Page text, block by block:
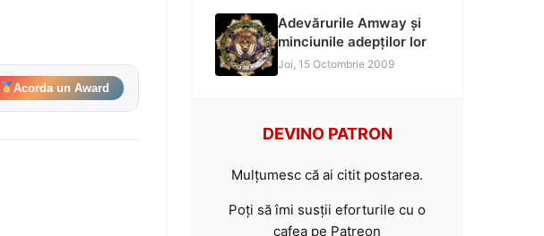
Acorda un Award
Adevărurile Amway și
minciunile adepților lor
Joi, 15 Octombrie 2009
DEVINO PATRON
Mulțumesc că ai citit postarea.
Poți să îmi susții eforturile cu o
cafea pe Patreon